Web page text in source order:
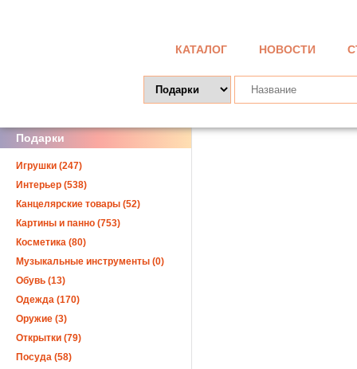
КАТАЛОГ НОВОСТИ
Подарки
Игрушки (247)
Интерьер (538)
Канцелярские товары (52)
Картины и панно (753)
Косметика (80)
Музыкальные инструменты (0)
Обувь (13)
Одежда (170)
Оружие (3)
Открытки (79)
Посуда (58)